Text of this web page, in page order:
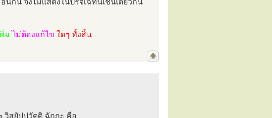
นกัน จึงไม่แสดงในปริจเฉทนี้เช่นเดียวกัน
ม ไม่ต้องแก้ไข ใดๆ ทั้งสิ้น
วิสยัปปวัตติ ฉักกะ คือ